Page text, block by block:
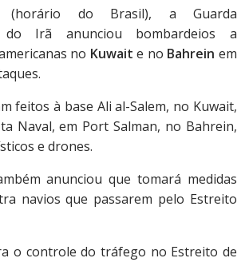
(horário do Brasil), a Guarda
do Irã anunciou bombardeios a
no Kuwait e no Bahrein em
feitos à base Ali al-Salem, no Kuwait,
Naval, em Port Salman, no Bahrein,
e drones.
anunciou que tomará medidas
navios que passarem pelo Estreito
o controle do tráfego no Estreito de